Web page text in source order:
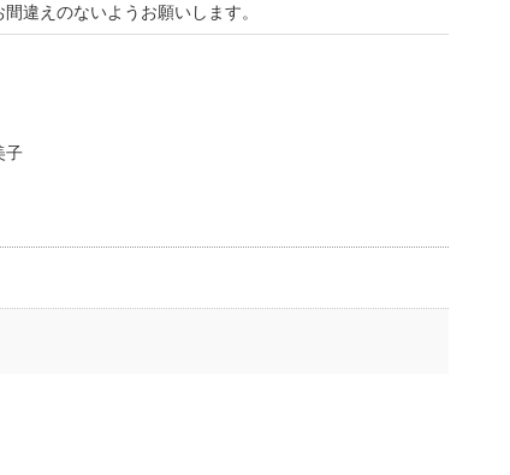
違えのないようお願いします。
子